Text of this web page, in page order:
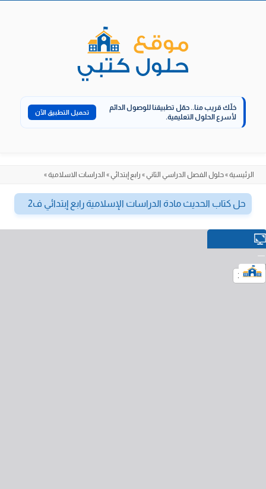
خلّك قريب منا.. حمّل تطبيقنا للوصول الدائم
لأسرع الحلول التعليمية.
تحميل التطبيق الآن
الرئيسية»حلول الفصل الدراسي الثاني» رابع إبتدائي» الدراسات الاسلامية»
حل كتاب الحديث مادة الدراسات الإسلامية رابع إبتدائي ف2